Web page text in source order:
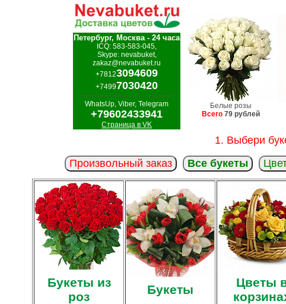
Петербург, Москва - 24 часа
ICQ: 583-583-045,
Skype: nevabuket,
zakaz@nevabuket.ru
+78123094609
+74997030420
WhatsUp, Viber, Telegram
+79602433941
Страница в VK
Белые розы
Всего 79 рублей
1. Выбери
Произвольный заказ
Все букеты
Букеты из
роз
Букеты
Цветы